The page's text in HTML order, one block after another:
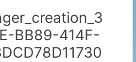
BB89-414F-